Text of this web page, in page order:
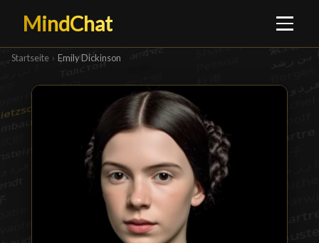
MindChat
Startseite › Emily Dickinson